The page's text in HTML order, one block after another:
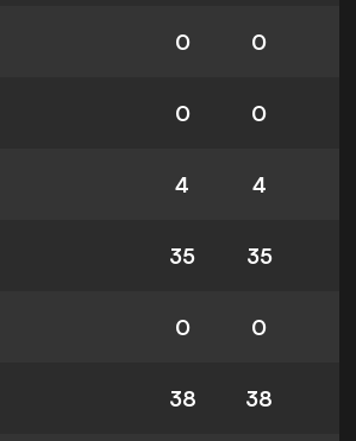
0 0
0 0
4 4
35 35
0 0
38 38